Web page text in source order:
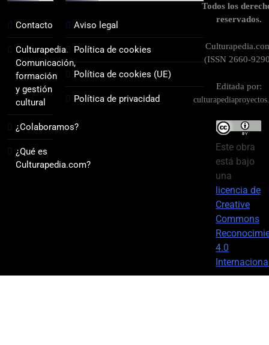
Contacto
Culturapedia.
Comunicación,
formación
y gestión
cultural
¿Colaboramos?
¿Qué es
Culturapedia.com?
Aviso legal
Política de cookies
Política de cookies (UE)
Política de privacidad
Todos los
reservados.
(ISSN 2660-
Editada por:
Este obra
está bajo
una
licencia de
Creative
Commons
4.0